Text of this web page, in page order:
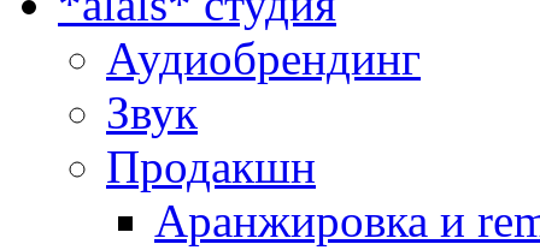
Аудиобрендинг
Звук
Продакшн
Аранжировка и